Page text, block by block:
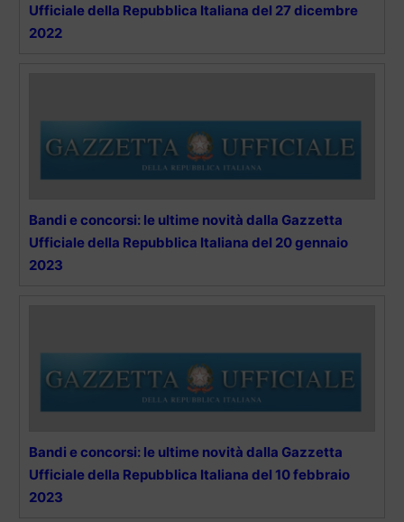
Ufficiale della Repubblica Italiana del 27 dicembre
2022
Bandi e concorsi: le ultime novità dalla Gazzetta
Ufficiale della Repubblica Italiana del 20 gennaio
2023
Bandi e concorsi: le ultime novità dalla Gazzetta
Ufficiale della Repubblica Italiana del 10 febbraio
2023